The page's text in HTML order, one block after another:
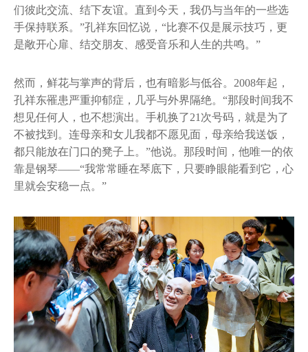
们彼此交流、结下友谊。直到今天，我仍与当年的一些选
手保持联系。”孔祥东回忆说，“比赛不仅是展示技巧，更
是敞开心扉、结交朋友、感受音乐和人生的共鸣。”
然而，鲜花与掌声的背后，也有暗影与低谷。2008年起，
孔祥东罹患严重抑郁症，几乎与外界隔绝。“那段时间我不
想见任何人，也不想演出。手机换了21次号码，就是为了
不被找到。连母亲和女儿我都不愿见面，母亲给我送饭，
都只能放在门口的凳子上。”他说。那段时间，他唯一的依
靠是钢琴——“我常常睡在琴底下，只要睁眼能看到它，心
里就会安稳一点。”